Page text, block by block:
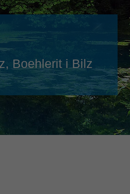
Việt Nam
中国
Україна
Boehlerit i Bilz